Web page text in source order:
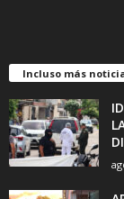
Incluso más